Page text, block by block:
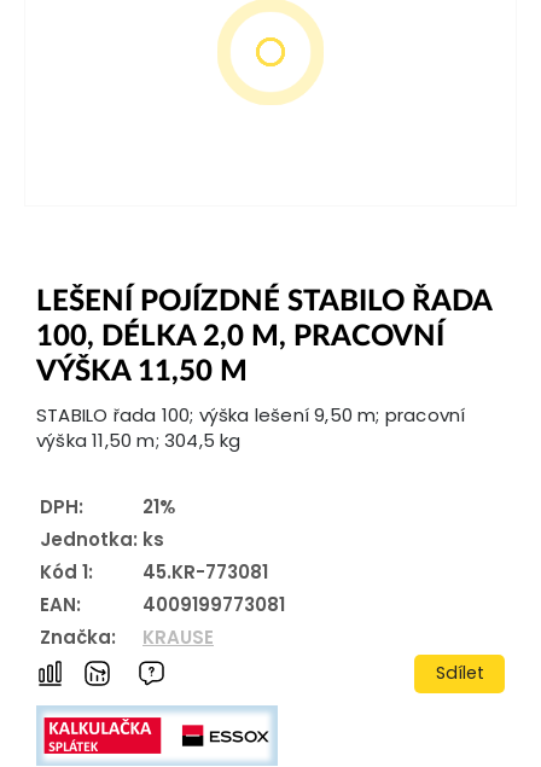
LEŠENÍ POJÍZDNÉ STABILO ŘADA
100, DÉLKA 2,0 M, PRACOVNÍ
VÝŠKA 11,50 M
STABILO řada 100; výška lešení 9,50 m; pracovní
výška 11,50 m; 304,5 kg
DPH:
21%
Jednotka: ks
Kód 1:
45.KR-773081
EAN:
4009199773081
Značka:
KRAUSE
Sdílet